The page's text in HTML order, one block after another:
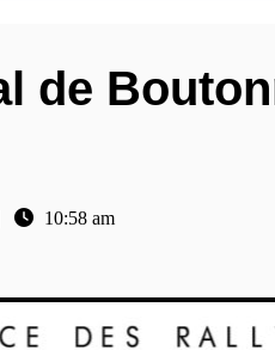
de
10:58 am